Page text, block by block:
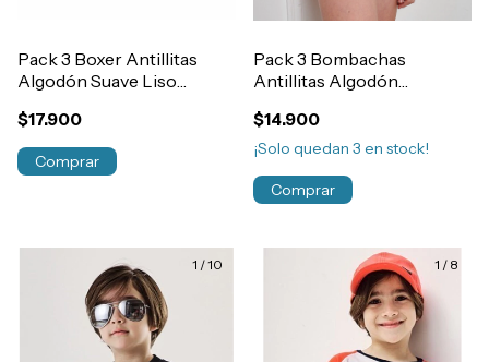
Pack 3 Boxer Antillitas
Algodón Suave Liso
Art.350
$17.900
Comprar
Pack 3 Bombachas
Antillitas Algodón
$14.900
¡Solo quedan 3 en stock!
Comprar
1 /10 1 / 8